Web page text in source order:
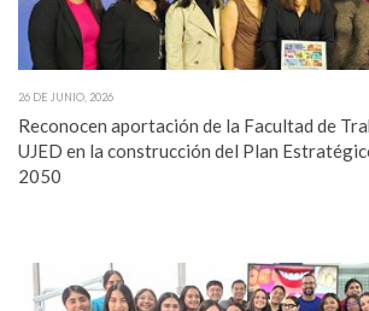
26 DE JUNIO, 2026
Reconocen aportación de la Facultad de
UJED en la construcción del Plan
2050